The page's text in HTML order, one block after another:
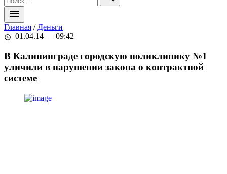
menu
Главная / Деньги
schedule 01.04.14 — 09:42
В Калининграде городскую поликлинику №1
уличили в нарушении закона о контрактной
системе